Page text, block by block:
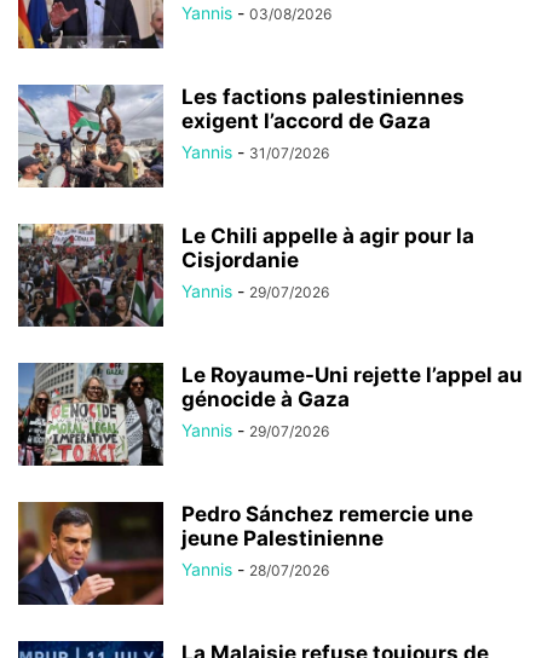
Yannis - 03/08/2026
Les factions palestiniennes
exigent l’accord de Gaza
Yannis - 31/07/2026
Le Chili appelle à agir pour la
Cisjordanie
Yannis - 29/07/2026
Le Royaume-Uni rejette l’appel au
génocide à Gaza
Yannis - 29/07/2026
Pedro Sánchez remercie une
jeune Palestinienne
Yannis - 28/07/2026
La Malaisie refuse toujours de